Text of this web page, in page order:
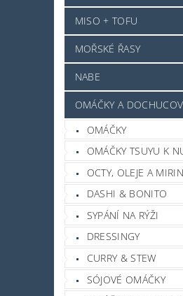
MISO + TOFU
MOŘSKÉ ŘASY
NABE
OMÁČKY A
OMÁČKY
OMÁČKY TSUYU K
OCTY, OLEJE A MIRIN
DASHI & BONITO
SYPÁNÍ NA RÝŽI
DRESSINGY
CURRY & STEW
SÓJOVÉ OMÁČKY